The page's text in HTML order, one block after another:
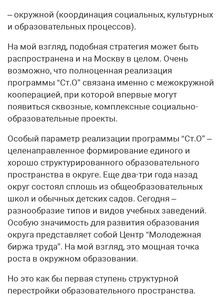
– окружной (координация социальных, культурных
и образовательных процессов).
На мой взгляд, подобная стратегия может быть
распространена и на Москву в целом. Очень
возможно, что полноценная реализация
программы “Ст.О” связана именно с межокружной
кооперацией, при которой впервые могут
появиться сквозные, комплексные социально-
образовательные проекты.
Особый параметр реализации программы “Ст.О” –
целенаправленное формирование единого и
хорошо структурированного образовательного
пространства в округе. Еще два-три года назад
округ состоял сплошь из общеобразовательных
школ и обычных детских садов. Сегодня –
разнообразие типов и видов учебных заведений.
Особую значимость для развития образования
округа представляет собой Центр “Молодежная
биржа труда”. На мой взгляд, это мощная точка
роста в окружном образовании.
Но это как бы первая ступень структурной
перестройки образовательного пространства.